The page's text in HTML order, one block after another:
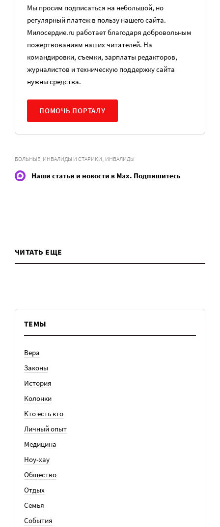
Мы просим подписаться на небольшой, но
регулярный платеж в пользу нашего сайта.
Милосердие.ru работает благодаря добровольным
пожертвованиям наших читателей. На
командировки, съемки, зарплаты редакторов,
журналистов и техническую поддержку сайта
нужны средства.
ПОМОЧЬ ПОРТАЛУ
БОЛЬНЫЕ, ИНВАЛИДЫ И СТАРИКИ ИНВАЛИДЫ
Наши статьи и новости в Max. Подпишитесь
ЧИТАТЬ ЕЩЕ
ТЕМЫ
Вера
Законы
История
Колонки
Кто есть кто
Личный опыт
Медицина
Ноу-хау
Общество
Отдых
Семья
События